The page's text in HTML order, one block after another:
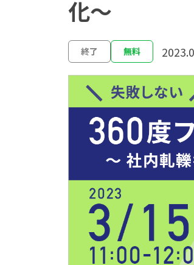
化〜
終了 無料